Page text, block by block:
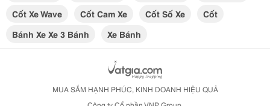
Cốt Xe Wave
Cốt Cam Xe Cốt Số Xe
Cốt
Bánh Xe Xe 3 Bánh
Xe Bánh
MUA SẮM HẠNH PHÚC, KINH DOANH HIỆU QUẢ